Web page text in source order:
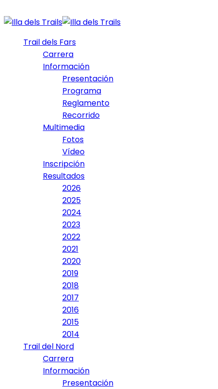
Trail dels Fars
Carrera
Información
Presentación
Programa
Reglamento
Recorrido
Multimedia
Fotos
Vídeo
Inscripción
Resultados
2026
2025
2024
2023
2022
2021
2020
2019
2018
2017
2016
2015
2014
Trail del Nord
Carrera
Información
Presentación